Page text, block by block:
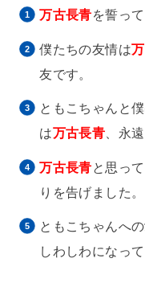
万古長青を誓っ
僕たちの友情は
友です。
ともこちゃんと
は万古長青 、永
万古長青と思っ
りを告げました。
ともこちゃんへ
しわしわになっ